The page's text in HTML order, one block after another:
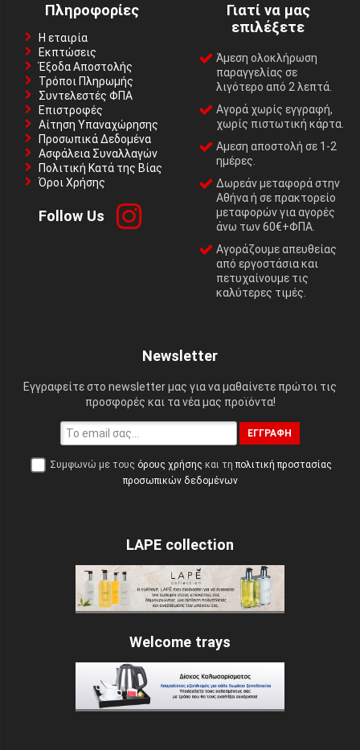
Πληροφορίες
Η εταιρία
Εκπτώσεις
Έξοδα Αποστολής
Τρόποι Πληρωμής
Συντελεστές ΦΠΑ
Επιστροφές
Αίτηση Υπαναχώρησης
Προσωπικά Δεδομένα
Ασφάλεια Συναλλαγών
Πολιτική Κατά της Βίας
Όροι Χρήσης
Follow Us
Γιατί να μας
επιλέξετε
Άμεση ολοκλήρωση
παραγγελίας σε
λιγότερο από 2 λεπτά.
Αγορά χωρίς εγγραφή,
χωρίς πιστωτική κάρτα.
Αμεση αποστολή σε 1-2
ημέρες.
Δωρεάν μεταφορά στην
Αθήνα ή σε πρακτορείο
μεταφορών για αγορές
άνω των 60€+ΦΠΑ.
Αγοράζουμε απευθείας
από εργοστάσια και
πετυχαίνουμε τις
καλύτερες τιμές.
Newsletter
Εγγραφείτε στο newsletter μας για να μαθαίνετε πρώτοι τις
προσφορές και τα νέα μας προϊόντα!
ΕΓΓΡΑΦΉ
Συμφωνώ με τους όρους χρήσης και τη πολιτική προστασίας
προσωπικών δεδομένων
LAPE collection
Welcome trays